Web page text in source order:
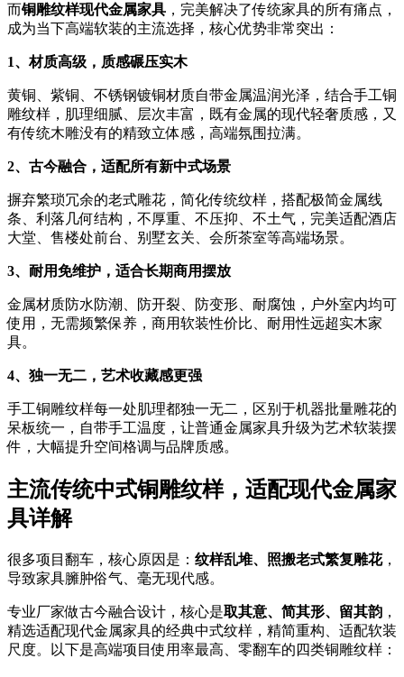
而铜雕纹样现代金属家具 ，完美解决了传统家具的所有痛点，
成为当下高端软装的主流选择，核心优势非常突出：
1、材质高级，质感碾压实木
黄铜、紫铜、不锈钢镀铜材质自带金属温润光泽，结合手工铜
雕纹样，肌理细腻、层次丰富，既有金属的现代轻奢质感，又
有传统木雕没有的精致立体感，高端氛围拉满。
2、古今融合，适配所有新中式场景
摒弃繁琐冗余的老式雕花，简化传统纹样，搭配极简金属线
条、利落几何结构，不厚重、不压抑、不土气，完美适配酒店
大堂、售楼处前台、别墅玄关、会所茶室等高端场景。
3、耐用免维护，适合长期商用摆放
金属材质防水防潮、防开裂、防变形、耐腐蚀，户外室内均可
使用，无需频繁保养，商用软装性价比、耐用性远超实木家
具。
4、独一无二，艺术收藏感更强
手工铜雕纹样每一处肌理都独一无二，区别于机器批量雕花的
呆板统一，自带手工温度，让普通金属家具升级为艺术软装摆
件，大幅提升空间格调与品牌质感。
主流传统中式铜雕纹样，适配现代金属家
具详解
很多项目翻车，核心原因是： 纹样乱堆、照搬老式繁复雕花，
导致家具臃肿俗气、毫无现代感。
专业厂家做古今融合设计，核心是取其意、简其形、留其韵 ，
精选适配现代金属家具的经典中式纹样，精简重构、适配软装
尺度。以下是高端项目使用率最高、零翻车的四类铜雕纹样：